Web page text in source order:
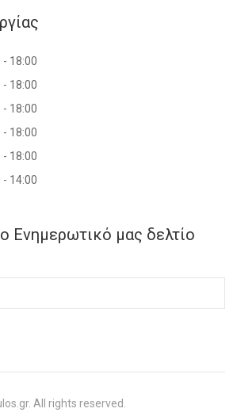
- 18:00
- 18:00
- 18:00
- 18:00
- 18:00
- 14:00
Ενημερωτικό μας δελτίο
All rights reserved.